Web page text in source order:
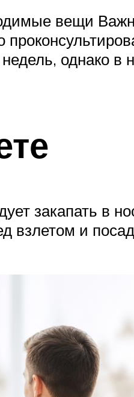
вещи
однако в
закапать в
взлетом и